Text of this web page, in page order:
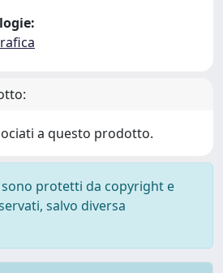
a questo prodotto.
protetti da copyright e
salvo diversa